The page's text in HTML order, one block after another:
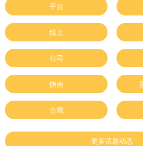
平台
线上
公司
指南
合规
更多话题动态